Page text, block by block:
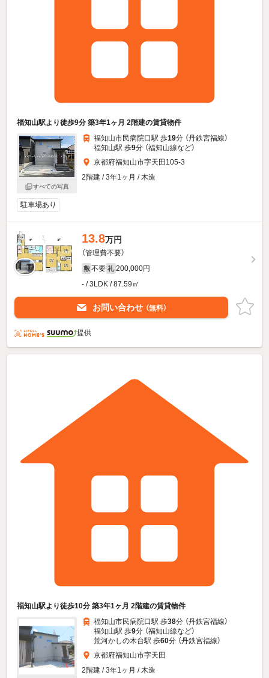
福知山駅より徒歩9分 築3年1ヶ月 2階建の賃貸物件
すべての写真
福知山市民病院口駅 歩19分 （丹鉄宮福線）
福知山駅 歩9分 （福知山線など）
京都府福知山市字天田105-3
2階建 / 3年1ヶ月 / 木造
駐車場あり
13.8万円
（管理費不要）
敷 不要 礼 200,000円
- / 3LDK / 87.59㎡
お問い合わせ （無料）
提供
福知山駅より徒歩10分 築3年1ヶ月 2階建の賃貸物件
福知山市民病院口駅 歩38分 （丹鉄宮福線）
福知山駅 歩9分 （福知山線など）
荒河かしの木台駅 歩60分 （丹鉄宮福線）
京都府福知山市字天田
2階建 / 3年1ヶ月 / 木造